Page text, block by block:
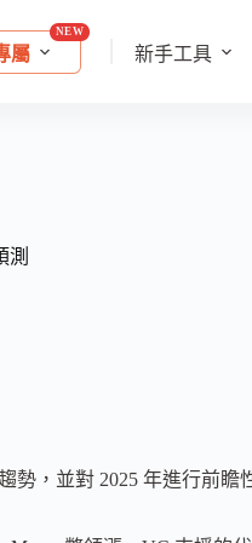
屬 新手工具
測
勢，並對 2025 年進行前瞻